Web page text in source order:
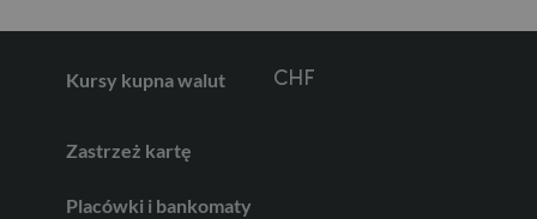
Kursy kupna walut
Zastrzeż kartę
Placówki i bankomaty